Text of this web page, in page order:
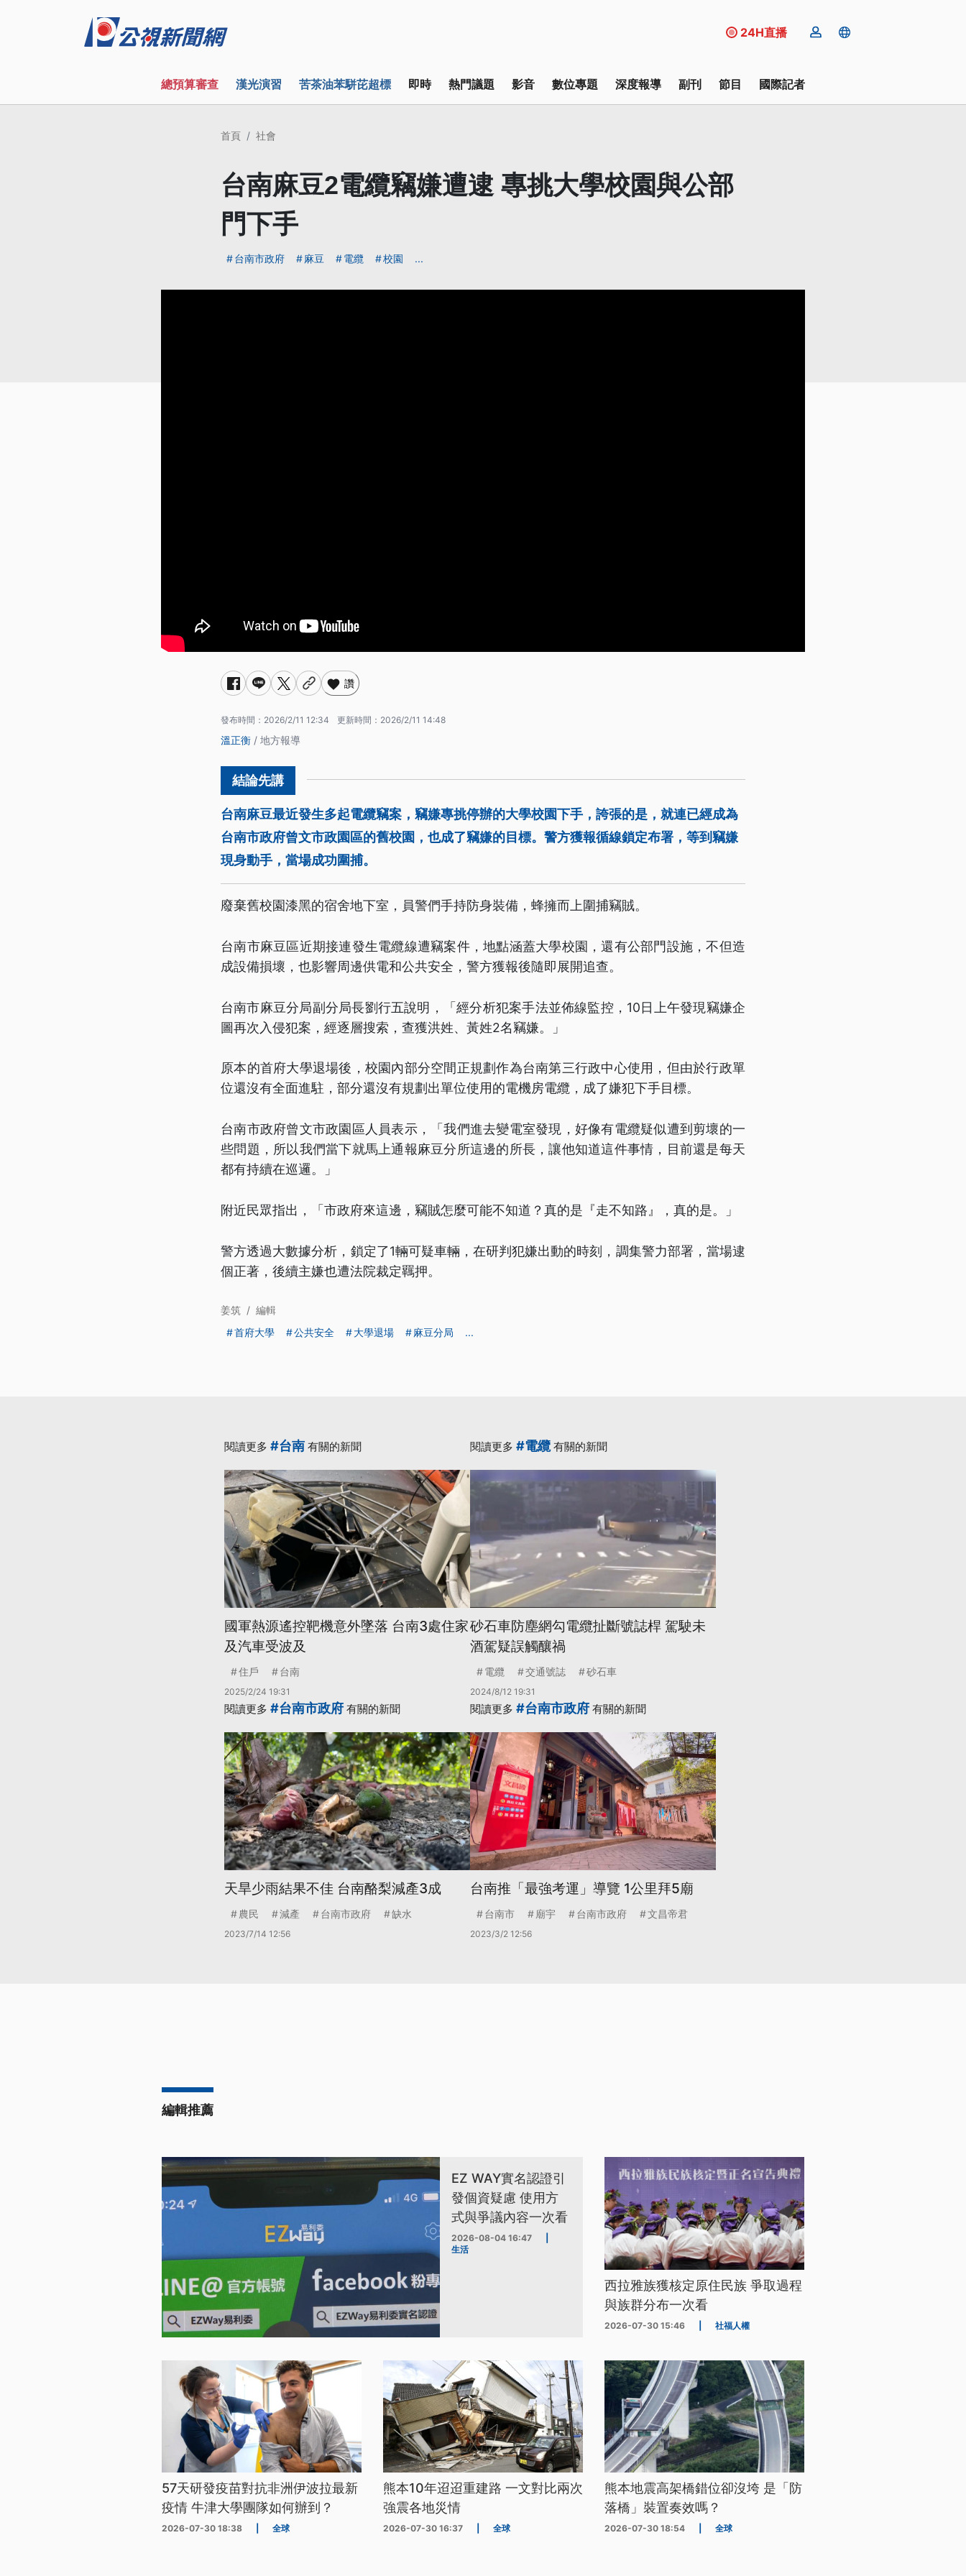
24H直播
總預算審查 漢光演習 苦茶油苯駢芘超標 即時 熱門議題 影音 數位專題 深度報導 副刊 節目 國際記者
首頁 社會
台南麻豆2電纜竊嫌遭逮 專挑大學校園與公部
門下手
台南市政府 麻豆 電纜 校園 ...
讚
發布時間： 2026/2/11 12:34 更新時間： 2026/2/11 14:48
溫正衡 / 地方報導
台南麻豆最近發生多起電纜竊案，竊嫌專挑停辦的大學校園下手，誇張的是，就連已經成為
台南市政府曾文市政園區的舊校園，也成了竊嫌的目標。警方獲報循線鎖定布署，等到竊嫌
現身動手，當場成功圍捕。
廢棄舊校園漆黑的宿舍地下室，員警們手持防身裝備，蜂擁而上圍捕竊賊。
台南市麻豆區近期接連發生電纜線遭竊案件，地點涵蓋大學校園，還有公部門設施，不但造
成設備損壞，也影響周邊供電和公共安全，警方獲報後隨即展開追查。
台南市麻豆分局副分局長劉行五說明，「經分析犯案手法並佈線監控，10日上午發現竊嫌企
圖再次入侵犯案，經逐層搜索，查獲洪姓、黃姓2名竊嫌。」
原本的首府大學退場後，校園內部分空間正規劃作為台南第三行政中心使用，但由於行政單
位還沒有全面進駐，部分還沒有規劃出單位使用的電機房電纜，成了嫌犯下手目標。
台南市政府曾文市政園區人員表示，「我們進去變電室發現，好像有電纜疑似遭到剪壞的一
些問題，所以我們當下就馬上通報麻豆分所這邊的所長，讓他知道這件事情，目前還是每天
都有持續在巡邏。」
附近民眾指出，「市政府來這邊，竊賊怎麼可能不知道？真的是『走不知路』，真的是。」
警方透過大數據分析，鎖定了1輛可疑車輛，在研判犯嫌出動的時刻，調集警力部署，當場逮
個正著，後續主嫌也遭法院裁定羈押。
姜筑 / 編輯
首府大學
公共安全 大學退場 麻豆分局 ...
閱讀更多 #台南 有關的新聞
國軍熱源遙控靶機意外墜落 台南3處住家
及汽車受波及
住戶 台南
2025/2/24 19:31
閱讀更多 #電纜 有關的新聞
砂石車防塵網勾電纜扯斷號誌桿 駕駛未
酒駕疑誤觸釀禍
電纜 交通號誌 砂石車
2024/8/12 19:31
閱讀更多 #台南市政府 有關的新聞
天旱少雨結果不佳 台南酪梨減產3成
農民 減產 台南市政府 缺水
2023/7/14 12:56
閱讀更多 #台南市政府 有關的新聞
台南推「最強考運」導覽 1公里拜5廟
台南市 廟宇 台南市政府 文昌帝君
2023/3/2 12:56
編輯推薦
EZ WAY實名認證引
發個資疑慮 使用方
式與爭議內容一次看
2026-08-04 16:47
生活
西拉雅族獲核定原住民族 爭取過程
與族群分布一次看
2026-07-30 15:46 社福人權
57天研發疫苗對抗非洲伊波拉最新
疫情 牛津大學團隊如何辦到？
2026-07-30 18:38 全球
熊本10年迢迢重建路 一文對比兩次
強震各地災情
2026-07-30 16:37 全球
熊本地震高架橋錯位卻沒垮 是「防
落橋」裝置奏效嗎？
2026-07-30 18:54 全球